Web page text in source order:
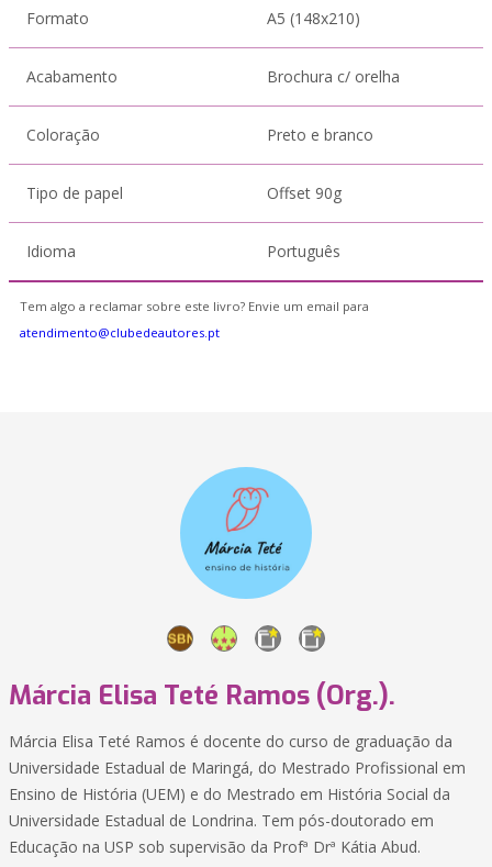
Formato A5 (148x210)
Acabamento Brochura c/ orelha
Coloração Preto e branco
Tipo de papel Offset 90g
Idioma Português
Tem algo a reclamar sobre este livro? Envie um email para
atendimento@clubedeautores.pt
Márcia Elisa Teté Ramos (Org.).
Márcia Elisa Teté Ramos é docente do curso de graduação da
Universidade Estadual de Maringá, do Mestrado Profissional em
Ensino de História (UEM) e do Mestrado em História Social da
Universidade Estadual de Londrina. Tem pós-doutorado em
Educação na USP sob supervisão da Profª Drª Kátia Abud.